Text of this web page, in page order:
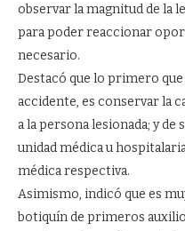
observar la magnitud de la
para poder reaccionar
necesario.
Destacó que lo primero
accidente, es conservar la
a la persona lesionada; y
unidad médica u
médica respectiva.
Asimismo, indicó que es
botiquín de primeros